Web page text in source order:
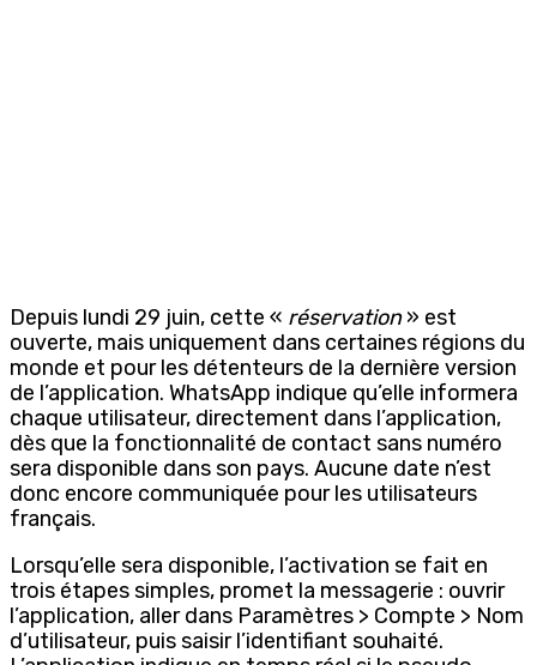
Depuis lundi 29 juin, cette « réservation» est
ouverte, mais uniquement dans certaines régions du
monde et pour les détenteurs de la dernière version
de l’application. WhatsApp indique qu’elle informera
chaque utilisateur, directement dans l’application,
dès que la fonctionnalité de contact sans numéro
sera disponible dans son pays. Aucune date n’est
donc encore communiquée pour les utilisateurs
français.
Lorsqu’elle sera disponible, l’activation se fait en
trois étapes simples, promet la messagerie : ouvrir
l’application, aller dans Paramètres > Compte > Nom
d’utilisateur, puis saisir l’identifiant souhaité.